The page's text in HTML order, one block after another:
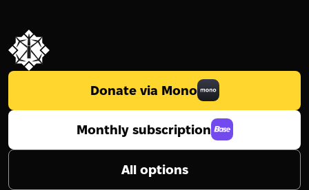
Donate via Mono
Monthly subscription
All options